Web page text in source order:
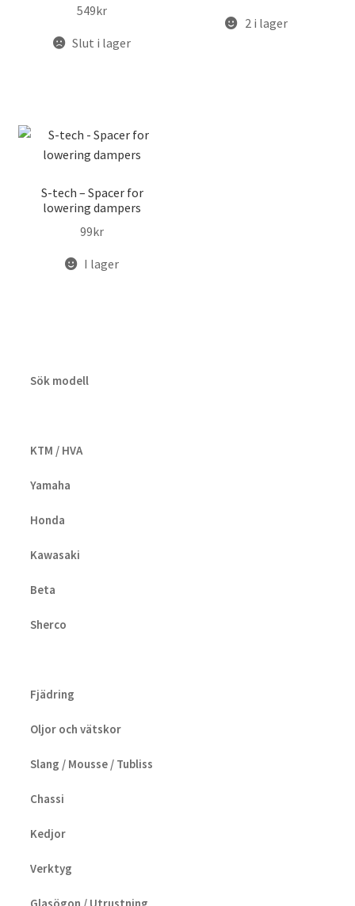
549kr
Slut i lager
2 i lager
S-tech – Spacer for
lowering dampers
99kr
I lager
Sök modell
KTM / HVA
Yamaha
Honda
Kawasaki
Beta
Sherco
Fjädring
Oljor och vätskor
Slang / Mousse / Tubliss
Chassi
Kedjor
Verktyg